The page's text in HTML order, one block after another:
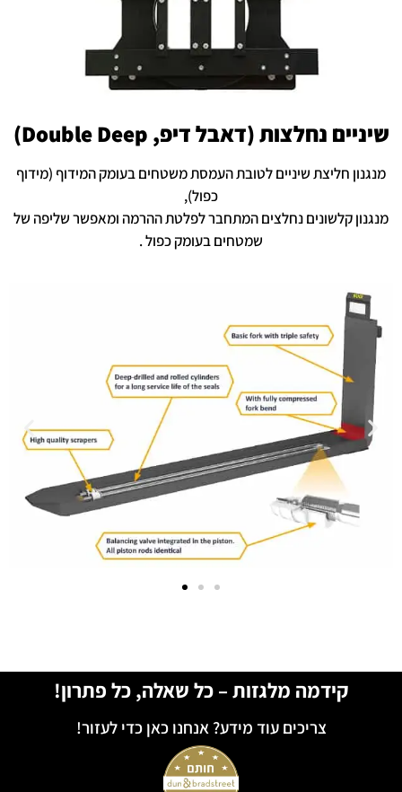
שיניים נחלצות (דאבל דיפ, Double Deep)
מנגנון חליצת שיניים לטובת העמסת משטחים בעומק המידוף (מידוף
כפול),
מנגנון קלשונים נחלצים המתחבר לפלטת ההרמה ומאפשר שליפה של
שמטחים בעומק כפול .
קידמה מלגזות – כל שאלה, כל פתרון!
צריכים עוד מידע? אנחנו כאן כדי לעזור!